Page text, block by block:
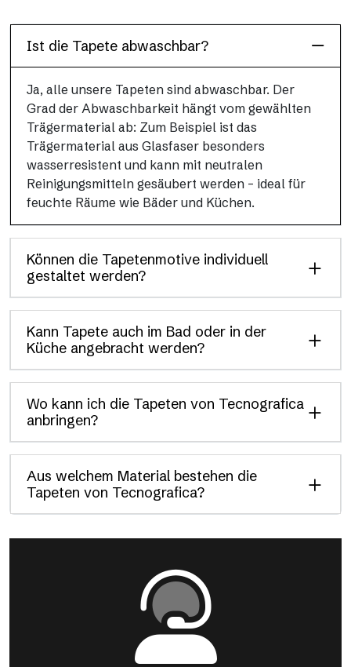
Ist die Tapete abwaschbar?
Ja, alle unsere Tapeten sind abwaschbar. Der
Grad der Abwaschbarkeit hängt vom gewählten
Trägermaterial ab: Zum Beispiel ist das
Trägermaterial aus Glasfaser besonders
wasserresistent und kann mit neutralen
Reinigungsmitteln gesäubert werden – ideal für
feuchte Räume wie Bäder und Küchen.
Können die Tapetenmotive individuell
gestaltet werden?
Kann Tapete auch im Bad oder in der
Küche angebracht werden?
Wo kann ich die Tapeten von Tecnografica
anbringen?
Aus welchem Material bestehen die
Tapeten von Tecnografica?